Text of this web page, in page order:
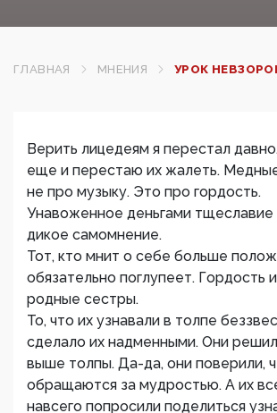
ГЛАВНАЯ МНЕНИЯ УРОК
Верить лицедеям я перестал
еще и перестаю их жалеть.
не про музыку. Это про гордость.
Унавоженное деньгами
дикое самомнение.
Тот, кто мнит о себе больше
обязательно поглупеет. Гордость
родные сестры.
То, что их узнавали в толпе
сделало их надменными. Они
выше толпы. Да-да, они поверили,
обращаются за мудростью. А их
навсего попросили поделиться